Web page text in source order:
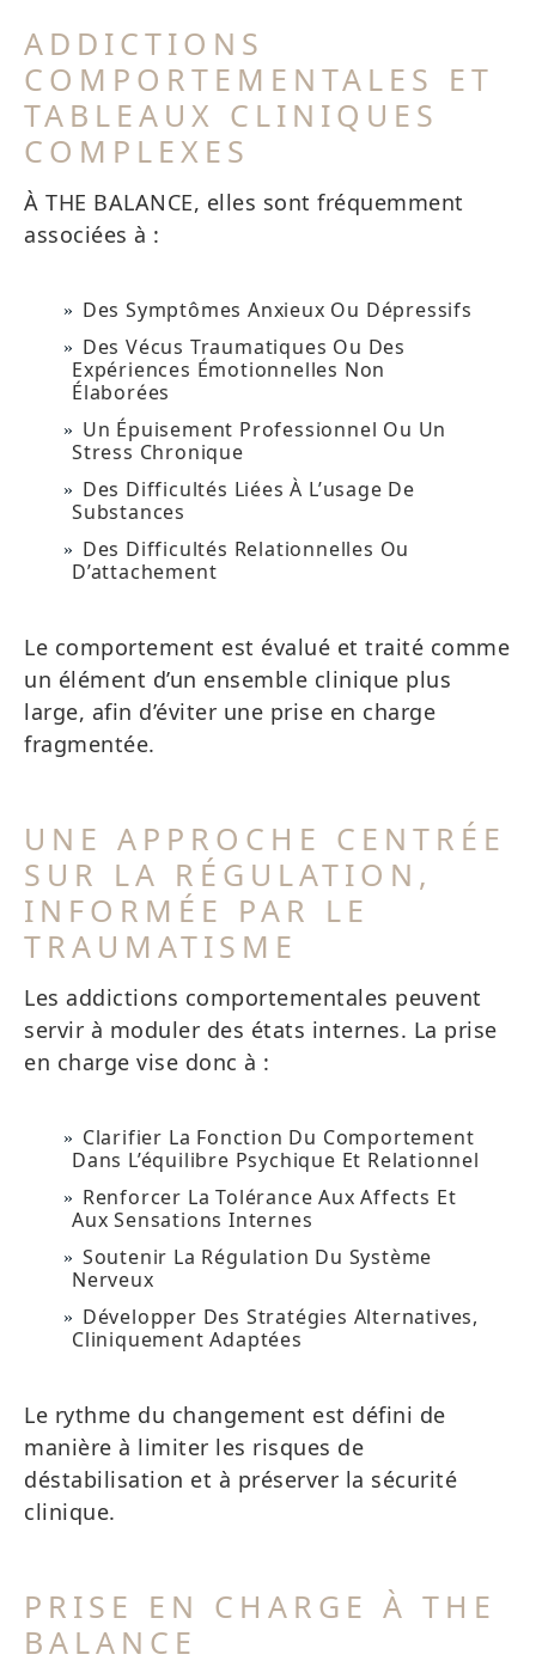
ADDICTIONS
COMPORTEMENTALES ET
TABLEAUX CLINIQUES
COMPLEXES
À THE BALANCE, elles sont fréquemment
associées à :
Des Symptômes Anxieux Ou Dépressifs
Des Vécus Traumatiques Ou Des
Expériences Émotionnelles Non
Élaborées
Un Épuisement Professionnel Ou Un
Stress Chronique
Des Difficultés Liées À L’usage De
Substances
Des Difficultés Relationnelles Ou
D’attachement
Le comportement est évalué et traité comme
un élément d’un ensemble clinique plus
large, afin d’éviter une prise en charge
fragmentée.
UNE APPROCHE CENTRÉE
SUR LA RÉGULATION,
INFORMÉE PAR LE
TRAUMATISME
Les addictions comportementales peuvent
servir à moduler des états internes. La prise
en charge vise donc à :
Clarifier La Fonction Du Comportement
Dans L’équilibre Psychique Et Relationnel
Renforcer La Tolérance Aux Affects Et
Aux Sensations Internes
Soutenir La Régulation Du Système
Nerveux
Développer Des Stratégies Alternatives,
Cliniquement Adaptées
Le rythme du changement est défini de
manière à limiter les risques de
déstabilisation et à préserver la sécurité
clinique.
PRISE EN CHARGE À THE
BALANCE